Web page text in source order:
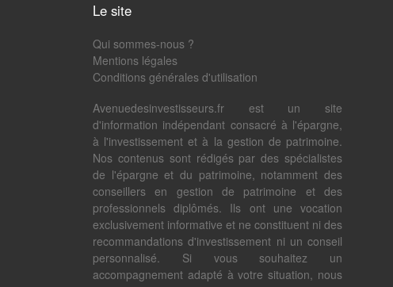
Le site
Qui sommes-nous ?
Mentions légales
Conditions générales d'utilisation
Avenuedesinvestisseurs.fr est un site
d'information indépendant consacré à l'épargne,
à l'investissement et à la gestion de patrimoine.
Nos contenus sont rédigés par des spécialistes
de l'épargne et du patrimoine, notamment des
conseillers en gestion de patrimoine et des
professionnels diplômés. Ils ont une vocation
exclusivement informative et ne constituent ni des
recommandations d'investissement ni un conseil
personnalisé. Si vous souhaitez un
accompagnement adapté à votre situation, nous